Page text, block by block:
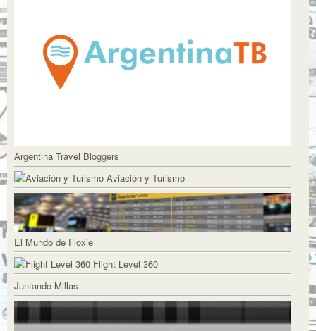
Argentina Travel Bloggers
Aviación y Turismo
El Mundo de Floxie
Flight Level 360
Juntando Millas